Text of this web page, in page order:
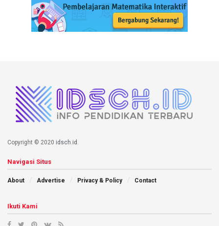
Copyright © 2020 idsch.id
Navigasi Situs
About Advertise Privacy & Policy Contact
Ikuti Kami